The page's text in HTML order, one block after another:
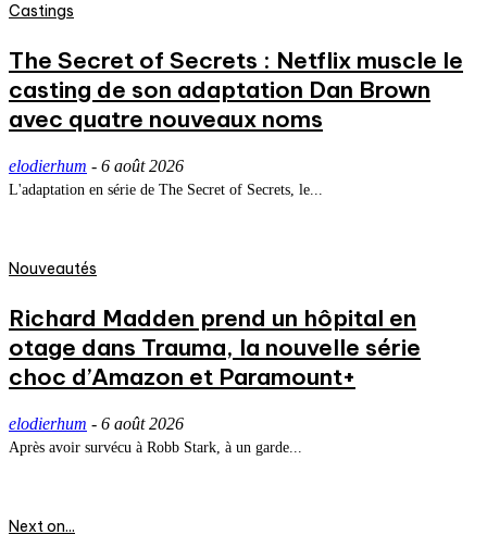
Castings
The Secret of Secrets : Netflix muscle le
casting de son adaptation Dan Brown
avec quatre nouveaux noms
elodierhum - 6 août 2026
L'adaptation en série de The Secret of Secrets, le...
Nouveautés
Richard Madden prend un hôpital en
otage dans Trauma, la nouvelle série
choc d’Amazon et Paramount+
elodierhum - 6 août 2026
Après avoir survécu à Robb Stark, à un garde...
Next on...